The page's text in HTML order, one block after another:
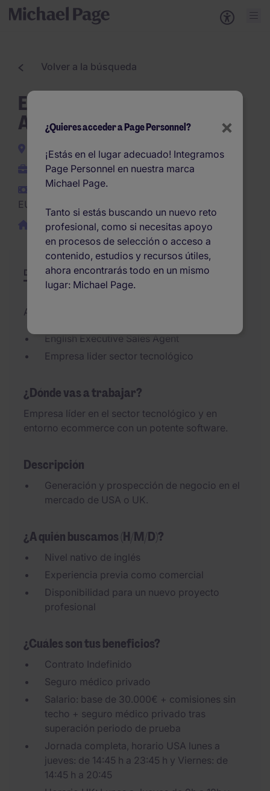
Volver a la búsqueda
English Executive Sales
Agent
Madrid
Permanente
EUR30.000 -
EUR30.000 por año
Remoto / híbrido
Descripción Resumen Otras ofertas
Actualizado el 05/08/2026
English Executive Sales Agent
Empresa lider sector tecnológico
¿Dónde vas a trabajar?
Empresa líder en el sector tecnológico y en
entorno ecommerce con un potente software.
Descripción
Generación y prospección de negocio en el
mercado de USA o UK.
¿A quién buscamos (H/M/D)?
Nivel nativo de inglés
Experiencia previa como comercial
Disponibilidad para un nuevo proyecto
profesional
¿Cuáles son tus beneficios?
Contrato Indefinido
Seguro médico privado
Salario: base de 30.000€ + comisiones sin
techo + seguro médico privado tras
superación periodo de prueba
Jornada completa, horario USA lunes a
jueves: de 14:45 h a 23:45 h y Viernes: de
14:45 h a 20:45
×
¿Quieres acceder a Page Personnel?
¡Estás en el lugar adecuado! Integramos
Page Personnel en nuestra marca
Michael Page.
Tanto si estás buscando un nuevo reto
profesional, como si necesitas apoyo
en procesos de selección o acceso a
contenido, estudios y recursos útiles,
ahora encontrarás todo en un mismo
lugar: Michael Page.